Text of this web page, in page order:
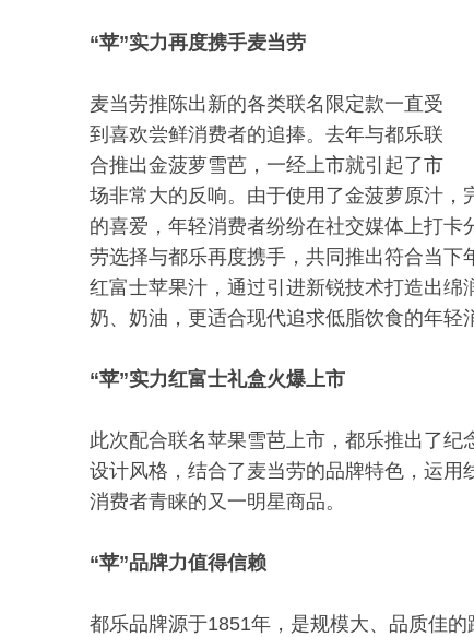
“苹”实力再度携手麦当劳
麦当劳推陈出新的各类联名限定款一直受
到喜欢尝鲜消费者的追捧。去年与都乐联
合推出金菠萝雪芭，一经上市就引起了市
场非常大的反响。由于使用了金菠萝原汁
的喜爱，年轻消费者纷纷在社交媒体上打
劳选择与都乐再度携手，共同推出符合当
红富士苹果汁，通过引进新锐技术打造出
奶、奶油，更适合现代追求低脂饮食的年轻
“苹”实力红富士礼盒火爆上市
此次配合联名苹果雪芭上市，都乐推出了纪
设计风格，结合了麦当劳的品牌特色，运
消费者青睐的又一明星商品。
“苹”品牌力值得信赖
都乐品牌源于1851年，是规模大、品质佳